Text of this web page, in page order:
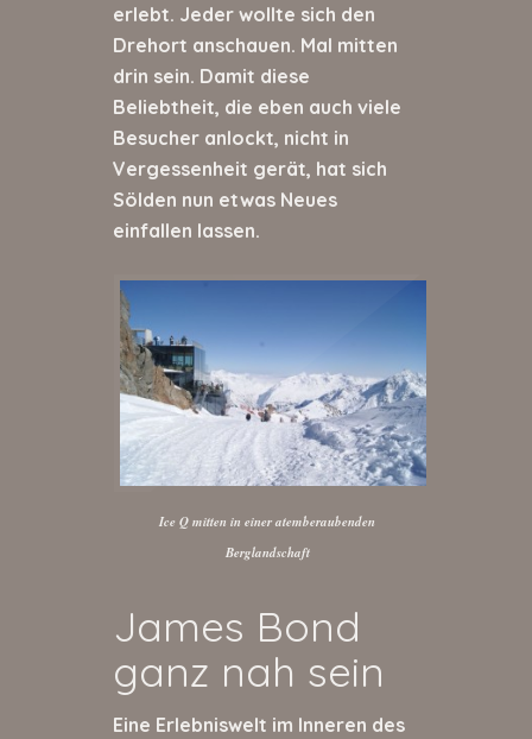
erlebt. Jeder wollte sich den
Drehort anschauen. Mal mitten
drin sein. Damit diese
Beliebtheit, die eben auch viele
Besucher anlockt, nicht in
Vergessenheit gerät, hat sich
Sölden nun etwas Neues
einfallen lassen.
Ice Q mitten in einer atemberaubenden
Berglandschaft
James Bond
ganz nah sein
Eine Erlebniswelt im Inneren des